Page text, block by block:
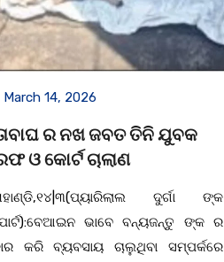
March 8, 2026
ଓଡିଶା ପକ୍ଷରୁ ବିଶ୍ୱ ମହିଳା
ଅନୁଷ୍ଠିତ
08/03/ 26: ସାମାଜିକ ଅନୁଷ୍ଠାନ
ଓଡିଶା"ପକ୍ଷରୁ ସ୍ଥାନୀୟ ସିଆରପି
କାର୍ଯ୍ୟାଳୟ ଠାରେ "ବିଶ୍ୱ ମହିଳା ଦିବସ